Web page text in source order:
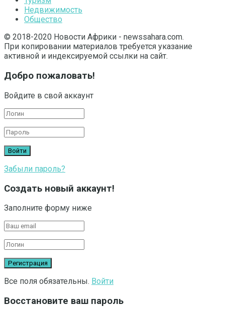
Недвижимость
Общество
© 2018-2020 Новости Африки - newssahara.com.
При копировании материалов требуется указание
активной и индексируемой ссылки на сайт.
Добро пожаловать!
Войдите в свой аккаунт
Забыли пароль?
Создать новый аккаунт!
Заполните форму ниже
Все поля обязательны. Войти
Восстановите ваш пароль